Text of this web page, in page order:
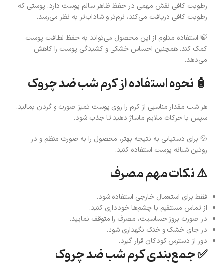
رطوبت کافی نقش مهمی در حفظ ظاهر سالم پوست دارد. پوستی که
رطوبت کافی دریافت می‌کند، نرم‌تر و شاداب‌تر به نظر می‌رسد.
🍃 استفاده مداوم از این محصول می‌تواند به حفظ لطافت پوست
کمک کند. همچنین احساس خشکی و کشیدگی پوست را کاهش
می‌دهد.
🧴 نحوه استفاده از کرم شب ضد چروک
هر شب مقدار مناسبی از کرم را روی پوست تمیز صورت و گردن بمالید.
سپس با حرکات ملایم ماساژ دهید تا جذب شود.
💦 برای دستیابی به نتیجه بهتر، محصول را به صورت منظم و در
روتین شبانه پوست استفاده کنید.
⚠️ نکات مهم مصرف
فقط برای استعمال خارجی استفاده شود.
از تماس مستقیم با چشم‌ها خودداری کنید.
در صورت بروز حساسیت، مصرف را متوقف نمایید.
در جای خشک و خنک نگهداری شود.
دور از دسترس کودکان قرار گیرد.
✅ جمع‌بندی کرم شب ضد چروک